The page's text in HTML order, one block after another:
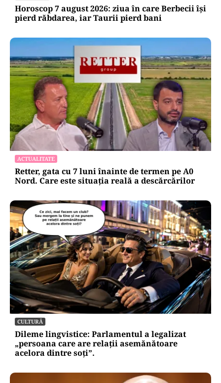
Horoscop 7 august 2026: ziua în care Berbecii își
pierd răbdarea, iar Taurii pierd bani
ACTUALITATE
Retter, gata cu 7 luni înainte de termen pe A0
Nord. Care este situația reală a descărcărilor
CULTURĂ
Dileme lingvistice: Parlamentul a legalizat
„persoana care are relații asemănătoare
acelora dintre soți”.